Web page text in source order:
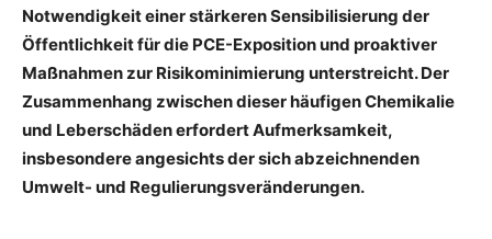
Notwendigkeit einer stärkeren Sensibilisierung der
Öffentlichkeit für die PCE-Exposition und proaktiver
Maßnahmen zur Risikominimierung unterstreicht. Der
Zusammenhang zwischen dieser häufigen Chemikalie
und Leberschäden erfordert Aufmerksamkeit,
insbesondere angesichts der sich abzeichnenden
Umwelt- und Regulierungsveränderungen.